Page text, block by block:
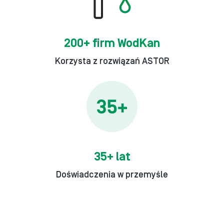
200+ firm WodKan
Korzysta z rozwiązań ASTOR
35+ lat
Doświadczenia w przemyśle